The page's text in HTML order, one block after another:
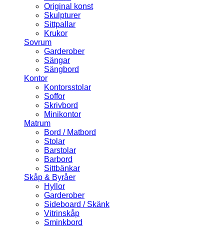
Original konst
Skulpturer
Sittpallar
Krukor
Sovrum
Garderober
Sängar
Sängbord
Kontor
Kontorsstolar
Soffor
Skrivbord
Minikontor
Matrum
Bord / Matbord
Stolar
Barstolar
Barbord
Sittbänkar
Skåp & Byråer
Hyllor
Garderober
Sideboard / Skänk
Vitrinskåp
Sminkbord